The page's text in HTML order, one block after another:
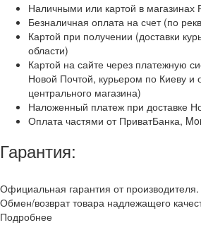
Наличными или картой в магазинах
Безналичная оплата на счет (по
Картой при получении (доставки
области)
Картой на сайте через платежную
Новой Почтой, курьером по Киеву и
центрального магазина)
Наложенный платеж при доставке
Оплата частями от ПриватБанка,
Гарантия:
Официальная гарантия от производителя.
Обмен/возврат товара надлежащего
Подробнее